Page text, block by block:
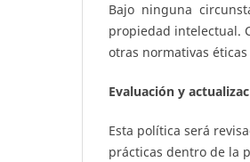
Bajo ninguna
propiedad intelectual.
otras normativas
Evaluación y
Esta política será
prácticas dentro de la